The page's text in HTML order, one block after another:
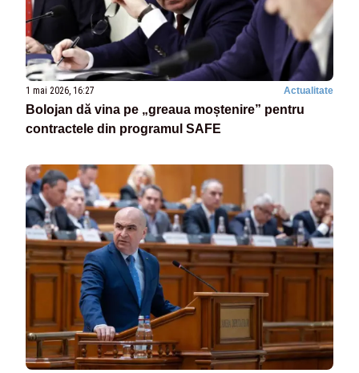
1 mai 2026, 16:27 Actualitate
Bolojan dă vina pe „greaua moștenire” pentru
contractele din programul SAFE